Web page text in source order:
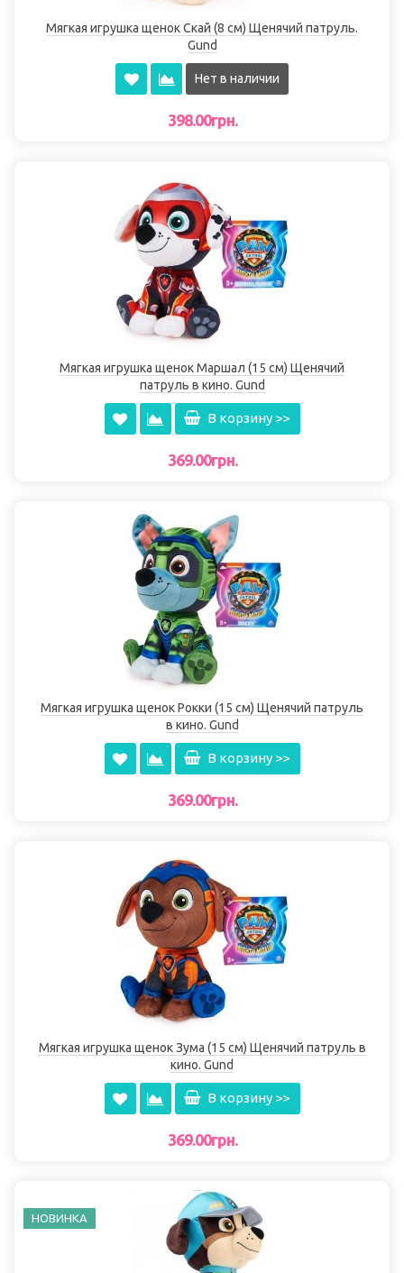
Мягкая игрушка щенок Скай (8 см) Щенячий патруль.
Gund
Нет в наличии
398.00грн.
Мягкая игрушка щенок Маршал (15 см) Щенячий
патруль в кино. Gund
В корзину >>
369.00грн.
Мягкая игрушка щенок Рокки (15 см) Щенячий патруль
в кино. Gund
В корзину >>
369.00грн.
Мягкая игрушка щенок Зума (15 см) Щенячий патруль в
кино. Gund
В корзину >>
369.00грн.
НОВИНКА